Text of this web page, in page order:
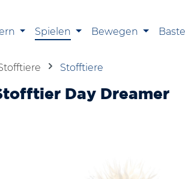
Spielen Bewegen
Stofftiere
Day Dreamer